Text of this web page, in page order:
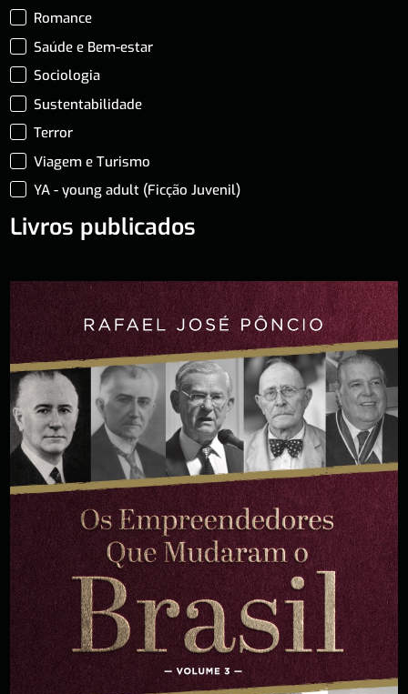
Romance
Saúde e Bem-estar
Sociologia
Sustentabilidade
Terror
Viagem e Turismo
YA - young adult (Ficção Juvenil)
Livros publicados